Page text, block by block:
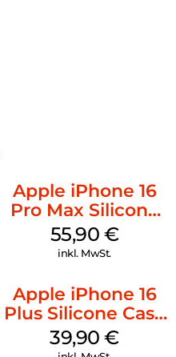
Apple iPhone 16
Pro Max Silicone
Case MagSafe
Stone Gray
55,90 €
inkl. MwSt.
Apple iPhone 16
Plus Silicone Case
MagSafe Plum
39,90€